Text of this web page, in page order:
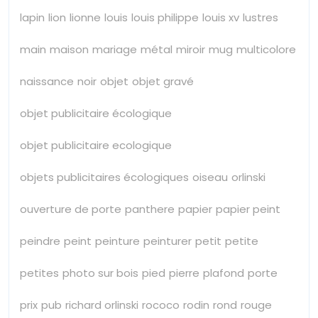
lapin lion lionne louis louis philippe louis xv lustres
main maison mariage métal miroir mug multicolore
naissance noir objet objet gravé
objet publicitaire écologique
objet publicitaire ecologique
objets publicitaires écologiques oiseau orlinski
ouverture de porte panthere papier papier peint
peindre peint peinture peinturer petit petite
petites photo sur bois pied pierre plafond porte
prix pub richard orlinski rococo rodin rond rouge